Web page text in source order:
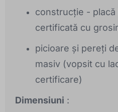
construcție - placă
certificată cu
picioare și pereți
masiv (vopsit cu
certificare)
Dimensiuni :